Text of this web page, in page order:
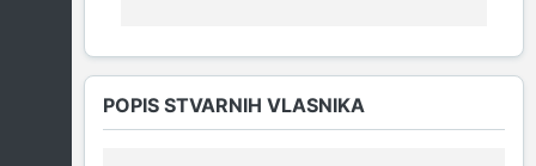
POPIS STVARNIH VLASNIKA